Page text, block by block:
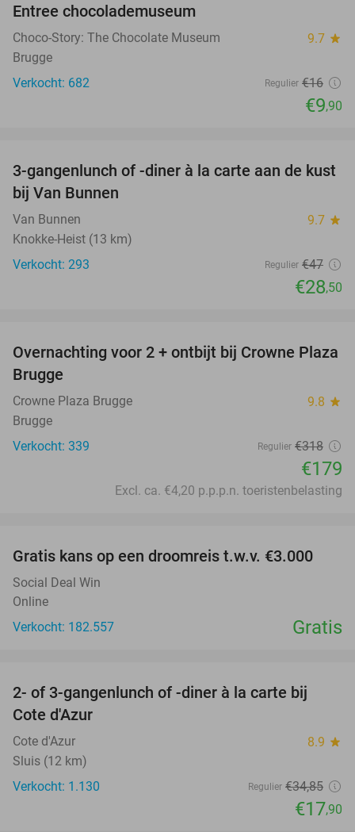
Entree chocolademuseum
Choco-Story: The Chocolate Museum 9.7 star
Brugge
Verkocht: 682
Regulier €16
€9,90
39%
3-gangenlunch of -diner à la carte aan de kust
bij Van Bunnen
Van Bunnen 9.7 star
Knokke-Heist (13 km)
Verkocht: 293
Regulier €47
€28,50
44%
Overnachting voor 2 + ontbijt bij Crowne Plaza
Brugge
Crowne Plaza Brugge 9.8 star
Brugge
Verkocht: 339
Regulier €318
€179
Excl. ca. €4,20 p.p.p.n. toeristenbelasting
Gratis kans op een droomreis t.w.v. €3.000
Social Deal Win
Online
Verkocht: 182.557
Gratis
49%
2- of 3-gangenlunch of -diner à la carte bij
Cote d'Azur
Cote d'Azur 8.9 star
Sluis (12 km)
Verkocht: 1.130
Regulier €34,85
€17,90